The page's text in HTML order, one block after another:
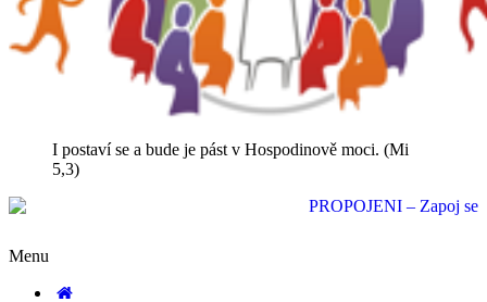
I postaví se a bude je pást v Hospodinově moci. (Mi
5,3)
Menu